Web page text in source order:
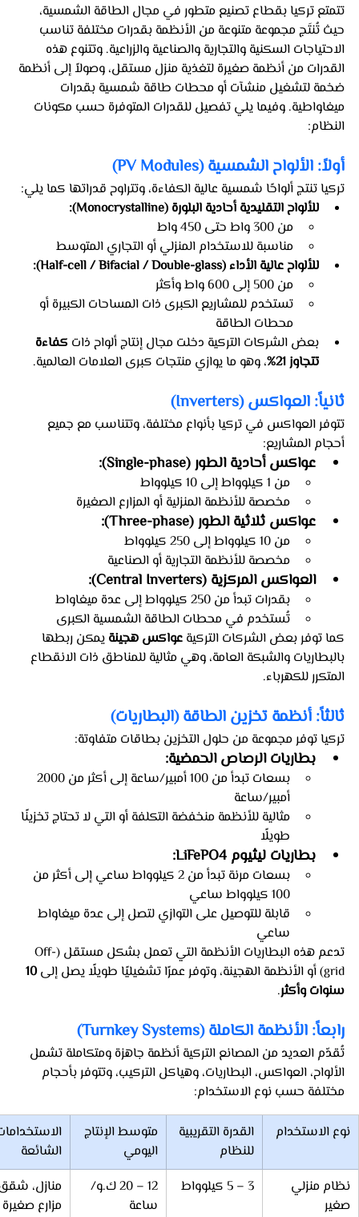
تتمتع تركيا بقطاع تصنيع متطور في مجال الطاقة الشمسية،
حيث تُنتَج مجموعة متنوعة من الأنظمة بقدرات مختلفة تناسب
الاحتياجات السكنية والتجارية والصناعية والزراعية. وتتنوع هذه
القدرات من أنظمة صغيرة لتغذية منزل مستقل، وصولاً إلى أنظمة
ضخمة لتشغيل منشآت أو محطات طاقة شمسية بقدرات
ميغاواطية. وفيما يلي تفصيل للقدرات المتوفرة حسب مكونات
النظام:
أولاً: الألواح الشمسية (PV Modules)
تركيا تنتج ألواحًا شمسية عالية الكفاءة، وتتراوح قدراتها كما يلي:
للألواح التقليدية أحادية البلورة (Monocrystalline):
من 300 واط حتى 450 واط
مناسبة للاستخدام المنزلي أو التجاري المتوسط
للألواح عالية الأداء (Half-cell / Bifacial / Double-glass):
من 500 إلى 600 واط وأكثر
تستخدم للمشاريع الكبرى ذات المساحات الكبيرة أو
محطات الطاقة
بعض الشركات التركية دخلت مجال إنتاج ألواح ذات كفاءة
تتجاوز 21%
، وهو ما يوازي منتجات كبرى العلامات العالمية.
ثانياً: العواكس (Inverters)
تتوفر العواكس في تركيا بأنواع مختلفة، وتتناسب مع جميع
أحجام المشاريع:
عواكس أحادية الطور (Single-phase):
من 1 كيلوواط إلى 10 كيلوواط
مخصصة للأنظمة المنزلية أو المزارع الصغيرة
عواكس ثلاثية الطور (Three-phase):
من 10 كيلوواط إلى 250 كيلوواط
مخصصة للأنظمة التجارية أو الصناعية
العواكس المركزية (Central Inverters):
بقدرات تبدأ من 250 كيلوواط إلى عدة ميغاواط
تُستخدم في محطات الطاقة الشمسية الكبرى
كما توفر بعض الشركات التركية عواكس هجينة يمكن ربطها
بالبطاريات والشبكة العامة، وهي مثالية للمناطق ذات الانقطاع
المتكرر للكهرباء.
ثالثاً: أنظمة تخزين الطاقة (البطاريات)
تركيا توفر مجموعة من حلول التخزين بطاقات متفاوتة:
بطاريات الرصاص الحمضية:
أمبير/ساعة
مثالية للأنظمة منخفضة التكلفة أو التي لا تحتاج تخزينًا
طويلًا
بطاريات ليثيوم LiFePO4:
بسعات مرنة تبدأ من 2 كيلوواط ساعي إلى أكثر من
100 كيلوواط ساعي
قابلة للتوصيل على التوازي لتصل إلى عدة ميغاواط
ساعي
تدعم هذه البطاريات الأنظمة التي تعمل بشكل مستقل (Off-
grid) أو الأنظمة الهجينة، وتوفر عمرًا تشغيليًا طويلًا يصل إلى
سنوات وأكثر.
رابعاً: الأنظمة الكاملة (Turnkey Systems)
تُقدّم العديد من المصانع التركية أنظمة جاهزة ومتكاملة تشمل
الألواح، العواكس، البطاريات، وهياكل التركيب، وتتوفر بأحجام
مختلفة حسب نوع الاستخدام:
نوع الاستخدام
القدرة التقريبية
للنظام
متوسط الإنتاج
اليومي
الشائعة
نظام منزلي
صغير
3 – 5 كيلوواط
12 – 20 ك.و/
ساعة
منازل،
مزارع صغيرة